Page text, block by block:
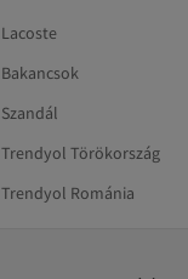
Lacoste
Bakancsok
Szandál
Trendyol Törökország
Trendyol Románia